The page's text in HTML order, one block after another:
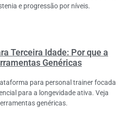
e progressão por níveis.
Terceira Idade: Por que a
Genéricas
para personal trainer focada
para a longevidade ativa. Veja
genéricas.